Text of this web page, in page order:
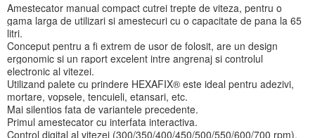
Amestecator manual compact cutrei trepte de viteza, pentru o
gama larga de utilizari si amestecuri cu o capacitate de pana la 65
litri.
Conceput pentru a fi extrem de usor de folosit, are un design
ergonomic si un raport excelent intre angrenaj si controlul
electronic al vitezei.
Utilizand palete cu prindere HEXAFIX® este ideal pentru adezivi,
mortare, vopsele, tencuieli, etansari, etc.
Mai silentios fata de variantele precedente.
Primul amestecator cu interfata interactiva.
Control digital al vitezei (300/350/400/450/500/550/600/700 rpm).